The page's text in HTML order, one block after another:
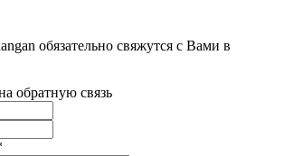
обязательно свяжутся с Вами в
обратную связь